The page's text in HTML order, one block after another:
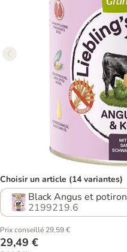
Choisir un article (14 variantes)
Black Angus et potiron
2199219.6
Prix conseillé 29,59 €
29,49 €